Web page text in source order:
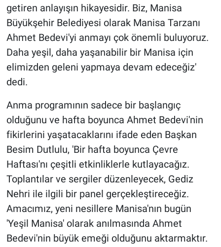
getiren anlayışın hikayesidir. Biz, Manisa
Büyükşehir Belediyesi olarak Manisa Tarzanı
Ahmet Bedevi'yi anmayı çok önemli buluyoruz.
Daha yeşil, daha yaşanabilir bir Manisa için
elimizden geleni yapmaya devam edeceğiz'
dedi.
Anma programının sadece bir başlangıç
olduğunu ve hafta boyunca Ahmet Bedevi'nin
fikirlerini yaşatacaklarını ifade eden Başkan
Besim Dutlulu, 'Bir hafta boyunca Çevre
Haftası'nı çeşitli etkinliklerle kutlayacağız.
Toplantılar ve sergiler düzenleyecek, Gediz
Nehri ile ilgili bir panel gerçekleştireceğiz.
Amacımız, yeni nesillere Manisa'nın bugün
'Yeşil Manisa' olarak anılmasında Ahmet
Bedevi'nin büyük emeği olduğunu aktarmaktır.